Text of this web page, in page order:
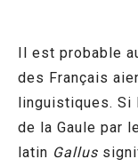
Il est probable
des Français
linguistiques. Si
de la Gaule par
latin Gallus